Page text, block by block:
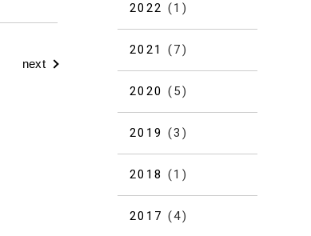
next
2022 (1)
2021 (7)
2020 (5)
2019 (3)
2018 (1)
2017 (4)